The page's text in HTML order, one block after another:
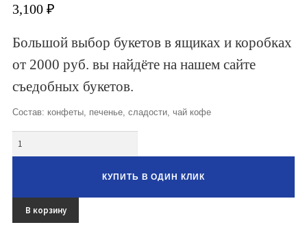
Овощные букеты
Съедобные Корзины
3,100₽
Большой выбор букетов в ящиках и коробках
от 2000 руб. вы найдёте на нашем сайте
съедобных букетов.
Состав: конфеты, печенье, сладости, чай кофе
КУПИТЬ В ОДИН КЛИК
В корзину